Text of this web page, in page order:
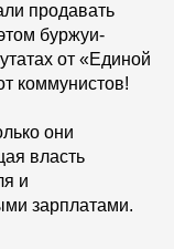
продавать
буржуи-
от «Единой
коммунистов!
они
власть
и
зарплатами.